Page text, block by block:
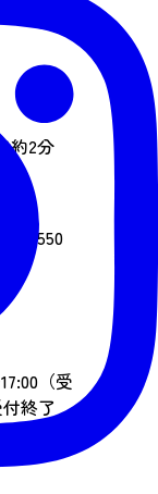
約2分
生550
（受
終了